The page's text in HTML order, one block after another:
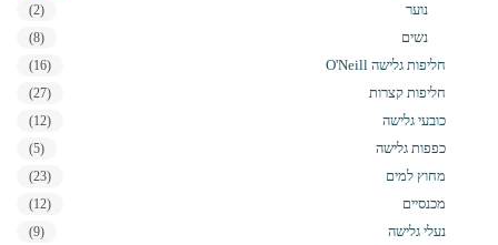
נוער (2)
נשים (8)
חליפות גלישה O'Neill (16)
חליפות קצרות (27)
כובעי גלישה (12)
כפפות גלישה (5)
מחוץ למים (23)
מכנסיים (12)
נעלי גלישה (9)